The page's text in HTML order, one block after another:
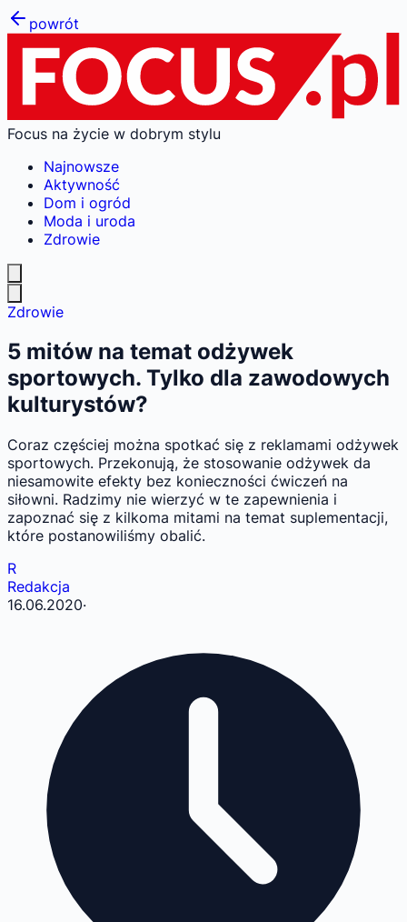
powrót
Focus na życie w dobrym stylu
Najnowsze
Aktywność
Dom i ogród
Moda i uroda
Zdrowie
Zdrowie
5 mitów na temat odżywek
sportowych. Tylko dla zawodowych
kulturystów?
Coraz częściej można spotkać się z reklamami odżywek
sportowych. Przekonują, że stosowanie odżywek da
niesamowite efekty bez konieczności ćwiczeń na
siłowni. Radzimy nie wierzyć w te zapewnienia i
zapoznać się z kilkoma mitami na temat suplementacji,
które postanowiliśmy obalić.
R
Redakcja
16.06.2020·